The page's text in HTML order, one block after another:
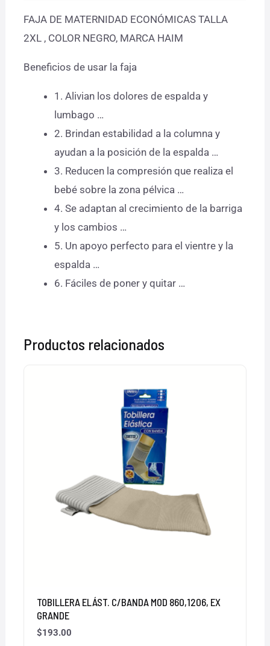
FAJA DE MATERNIDAD ECONÓMICAS TALLA
2XL , COLOR NEGRO, MARCA HAIM
Beneficios de usar la faja
1. Alivian los dolores de espalda y
lumbago …
2. Brindan estabilidad a la columna y
ayudan a la posición de la espalda …
3. Reducen la compresión que realiza el
bebé sobre la zona pélvica …
4. Se adaptan al crecimiento de la barriga
y los cambios …
5. Un apoyo perfecto para el vientre y la
espalda …
6. Fáciles de poner y quitar …
Productos relacionados
TOBILLERA ELÁST. C/BANDA MOD 860,1206, EX
GRANDE
$193.00